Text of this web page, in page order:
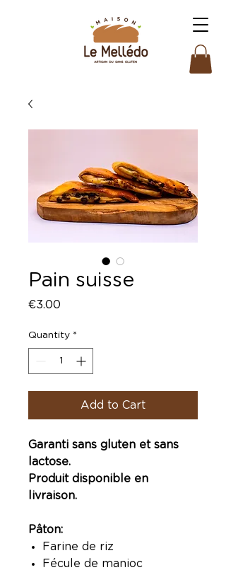
Pain suisse
€3.00
Quantity *
Add to Cart
Garanti sans gluten et sans
lactose.
Produit disponible en
livraison.
Pâton:
Farine de riz
Fécule de manioc